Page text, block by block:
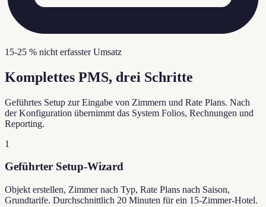
15-25 % nicht erfasster Umsatz
Komplettes PMS, drei Schritte
Geführtes Setup zur Eingabe von Zimmern und Rate Plans. Nach
der Konfiguration übernimmt das System Folios, Rechnungen und
Reporting.
1
Geführter Setup-Wizard
Objekt erstellen, Zimmer nach Typ, Rate Plans nach Saison,
Grundtarife. Durchschnittlich 20 Minuten für ein 15-Zimmer-Hotel.